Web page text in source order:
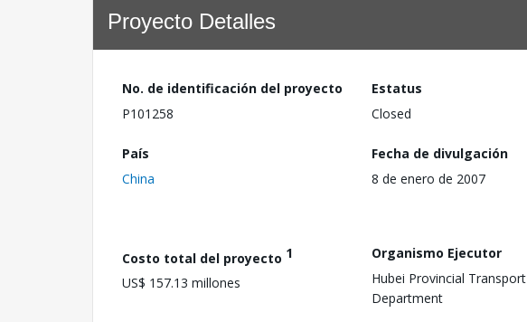
Proyecto Detalles
No. de identificación del proyecto
P101258
Estatus
Closed
País
China
Fecha de divulgación
8 de enero de 2007
Costo total del proyecto 1
US$ 157.13 millones
Organismo Ejecutor
Hubei Provincial Transport
Department